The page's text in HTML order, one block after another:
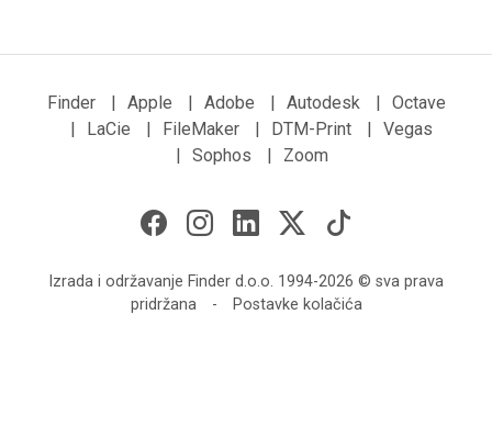
Finder | Apple | Adobe | Autodesk | Octave
|
LaCie | FileMaker | DTM-Print | Vegas
| Sophos | Zoom
Izrada i održavanje Finder d.o.o. 1994-2026 © sva prava
pridržana
- Postavke kolačića